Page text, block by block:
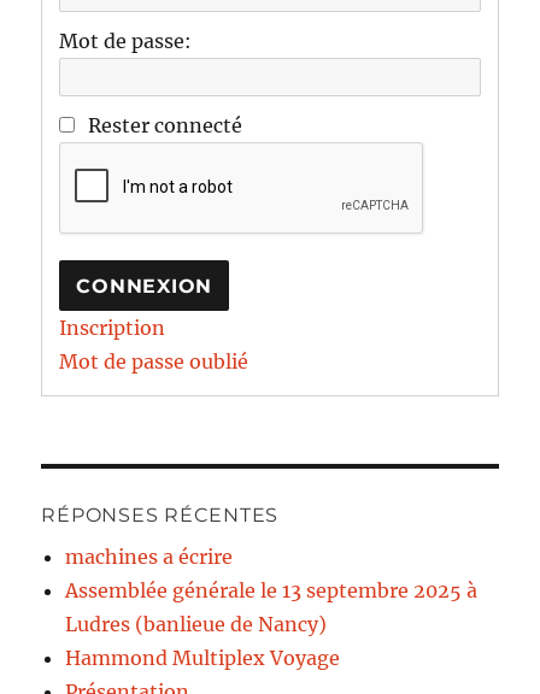
Mot de passe:
Rester connecté
CONNEXION
Inscription
Mot de passe oublié
RÉPONSES RÉCENTES
machines a écrire
Assemblée générale le 13 septembre 2025 à
Ludres (banlieue de Nancy)
Hammond Multiplex Voyage